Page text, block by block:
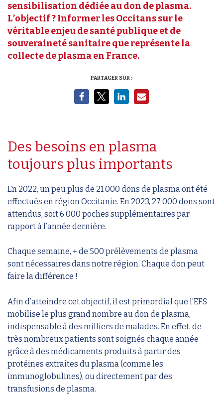
sensibilisation dédiée au don de plasma.
L’objectif ? Informer les Occitans sur le
véritable enjeu de santé publique et de
souveraineté sanitaire que représente la
collecte de plasma en France.
PARTAGER SUR :
Des besoins en plasma
toujours plus importants
En 2022, un peu plus de 21 000 dons de plasma ont été
effectués en région Occitanie. En 2023, 27 000 dons sont
attendus, soit 6 000 poches supplémentaires par
rapport à l’année dernière.
Chaque semaine, + de 500 prélèvements de plasma
sont nécessaires dans notre région. Chaque don peut
faire la différence !
Afin d’atteindre cet objectif, il est primordial que l’EFS
mobilise le plus grand nombre au don de plasma,
indispensable à des milliers de malades. En effet, de
très nombreux patients sont soignés chaque année
grâce à des médicaments produits à partir des
protéines extraites du plasma (comme les
immunoglobulines), ou directement par des
transfusions de plasma.